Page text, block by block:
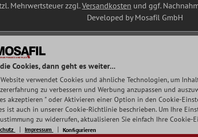
Mehrwertsteuer zzgl.Versandkosten und ggf.
Developed by Mosafil GmbH
Cookies, dann geht es weiter...
Website verwendet Cookies und ähnliche Technologien, um
zu verbessern und Werbung anzupassen und
akzeptieren " oder Aktivieren einer Option in den Cookie-
ist auch in unserer Cookie-Richtlinie beschrieben. Um Ihre
zu widerrufen, aktualisieren Sie einfach Ihre Cookie-
Impressum Konfigurieren